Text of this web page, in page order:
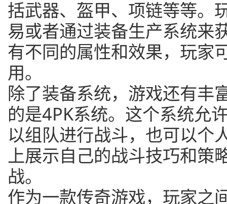
括武器、盔甲、项链等等。
易或者通过装备生产系统来
有不同的属性和效果，玩家
用。
除了装备系统，游戏还有丰
的是4PK系统。这个系统允
以组队进行战斗，也可以个
上展示自己的战斗技巧和策
战。
作为一款传奇游戏，玩家之